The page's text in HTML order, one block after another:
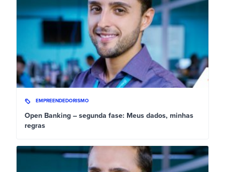
EMPREENDEDORISMO
Open Banking – segunda fase: Meus dados, minhas
regras